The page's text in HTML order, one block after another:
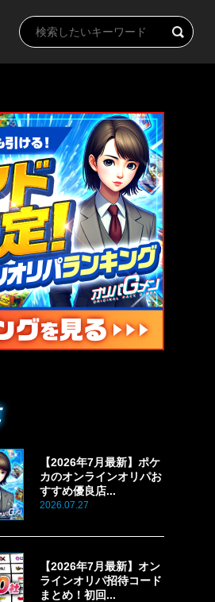
【2026年7月最新】ポケ
カのオンラインオリパお
すすめ優良店...
2026.07.27
【2026年7月最新】オン
ラインオリパ招待コード
まとめ！初回...